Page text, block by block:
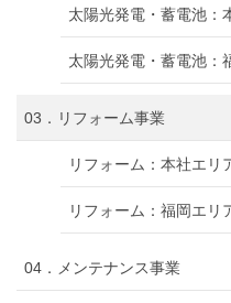
太陽光発電・蓄電池：
太陽光発電・蓄電池：
03．リフォーム事業
リフォーム：本社エリ
リフォーム：福岡エリ
04．メンテナンス事業